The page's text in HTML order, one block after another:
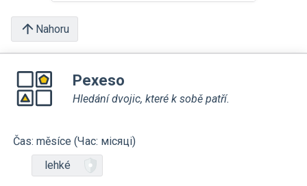
Nahoru
Pexeso
Hledání dvojic, které k sobě patří.
Čas: měsíce (Час: місяці)
lehké